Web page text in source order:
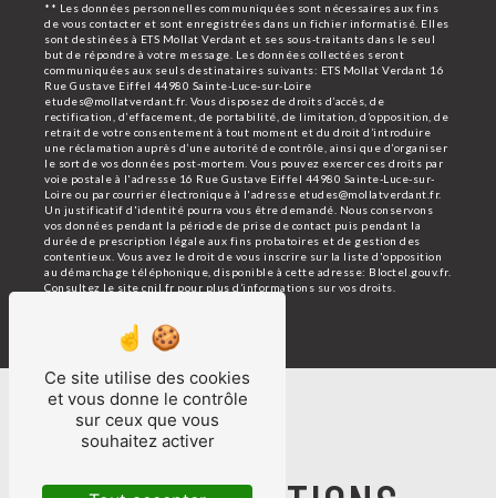
** Les données personnelles communiquées sont nécessaires aux fins
de vous contacter et sont enregistrées dans un fichier informatisé. Elles
sont destinées à ETS Mollat Verdant et ses sous-traitants dans le seul
but de répondre à votre message. Les données collectées seront
communiquées aux seuls destinataires suivants: ETS Mollat Verdant 16
Rue Gustave Eiffel 44980 Sainte-Luce-sur-Loire
etudes@mollatverdant.fr. Vous disposez de droits d’accès, de
rectification, d’effacement, de portabilité, de limitation, d’opposition, de
retrait de votre consentement à tout moment et du droit d’introduire
une réclamation auprès d’une autorité de contrôle, ainsi que d’organiser
le sort de vos données post-mortem. Vous pouvez exercer ces droits par
voie postale à l'adresse 16 Rue Gustave Eiffel 44980 Sainte-Luce-sur-
Loire ou par courrier électronique à l'adresse etudes@mollatverdant.fr.
Un justificatif d'identité pourra vous être demandé. Nous conservons
vos données pendant la période de prise de contact puis pendant la
durée de prescription légale aux fins probatoires et de gestion des
contentieux. Vous avez le droit de vous inscrire sur la liste d'opposition
au démarchage téléphonique, disponible à cette adresse: Bloctel.gouv.fr.
Consultez le site cnil.fr pour plus d’informations sur vos droits.
NOS
Ce site utilise des cookies
et vous donne le contrôle
sur ceux que vous
souhaitez activer